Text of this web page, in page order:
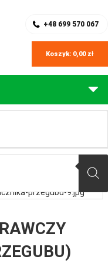
+48 699 570 067
Koszyk: 0,00 zł